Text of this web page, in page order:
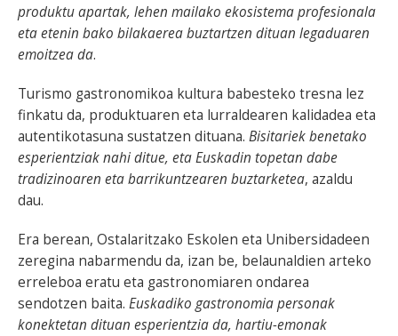
produktu apartak, lehen mailako ekosistema profesionala
eta etenin bako bilakaerea buztartzen dituan legaduaren
emoitzea da.
Turismo gastronomikoa kultura babesteko tresna lez
finkatu da, produktuaren eta lurraldearen kalidadea eta
autentikotasuna sustatzen dituana. Bisitariek benetako
esperientziak nahi ditue, eta Euskadin topetan dabe
tradizinoaren eta barrikuntzearen buztarketea, azaldu
dau.
Era berean, Ostalaritzako Eskolen eta Unibersidadeen
zeregina nabarmendu da, izan be, belaunaldien arteko
erreleboa eratu eta gastronomiaren ondarea
sendotzen baita. Euskadiko gastronomia personak
konektetan dituan esperientzia da, hartiu-emonak